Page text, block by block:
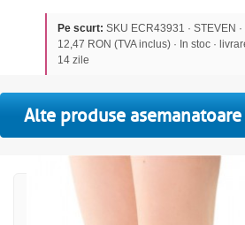
Pe scurt: SKU ECR43931 · STEVEN
12,47 RON (TVA inclus) · In stoc ·
14 zile
Alte produse asemanatoare